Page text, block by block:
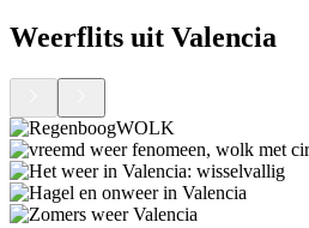
Weerflits uit Valencia